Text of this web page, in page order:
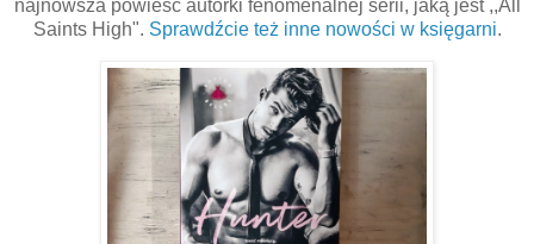
najnowsza powieść autorki fenomenalnej serii, jaką jest ,,All
Saints High". Sprawdźcie też inne nowości w księgarni.